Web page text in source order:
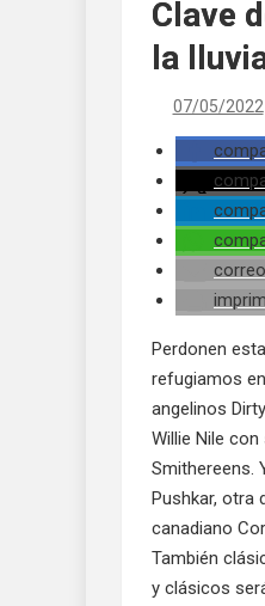
Clave
la
07/05/2022
correo
Perdonen
refugiamos
angelinos
Willie Nile
Smithereens.
Pushkar, otra
canadiano
También
y clásicos